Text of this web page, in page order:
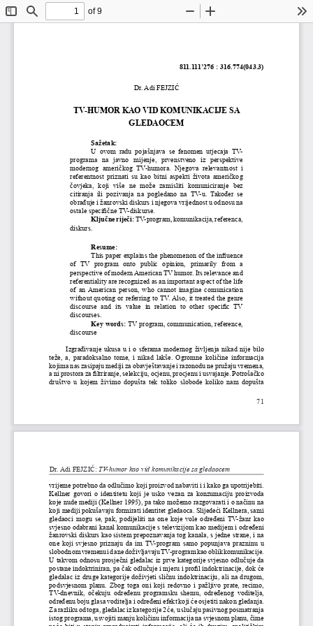
ToggleFind
of 9
Zoom
71
811.111’276 : 316.774(043.3)
Dr. Adi FEJZIĆ
TV-HUMOR KAO VID KOMUNIKACIJE SA
GLEDAOCEM
Sažetak:
U  ovom  radu  pojašnjava  se  fenomen  utjecaja  TV-
programa  na  javno  mijenje,  prvenstveno  iz  perspektive
modernog  američkog  TV-humora.  Njegova  relevantnost  i
referentnost priznati su kao bitni aspekti života američkog
čovjeka,  koji  više  ne  može  zamisliti  komuniciranje  bez
citiranja  ili  pozivanja  na  pogledano  na  TV-u.  Također  se
obrađuje i žanrovski diskurs i njegova vrijednost u odnosu na
ostale specifične TV-diskurse.
Ključne riječi: TV-program, komunikacija, referenca,
diskurs.
Resume:
This paper explains the phenomenon of the influence
of  TV  program  onto  public  opinion,  primarily  from  a
perspective of modern American TV humor. Its relevance and
referentiality are recognized as an important aspect of the life
of an American person, who cannot imagine comunication
without quoting or referring to TV. Also, it treated the genre
discourse  and  its  value  in  relation  to  other  specific  TV
discourses.
Key words: TV program, communication, reference,
discourse
Izgrađivanje ukusa u i o sferama modernog življenja nikad nije bilo
teže, a, paradoksalno tome, i nikad lakše. Ogromne količine informacija
kojima nas zasipaju mediji za obavještavanje i razonodu ne pružaju vremena,
a ni prostora za filtriranje, selekciju, ocjenu, procjenu i usvajanje. Potrošačko
društvo  u  kojem  živimo  dopušta  tek  toliko  slobode  koliko  nam  dopušta
Dr. Adi FEJZIĆ: TV-humor kao vid komunikacije sa gledaocem
vrijeme potrebno da odlučimo koji proizvod nabaviti i i kako ga upotrijebiti.
Kellner govori o identitetu koji je usko vezan za konzumaciju proizvoda
koje nude mediji (Kellner 1995), pa tako možemo razgovarati i o načinu na
koji mediji pokušavaju formirati identitet gledaoca. Slijedeći Kellnera, sami
gledaoci mogu se, pak, podijeliti na one koje vole određeni TV-žanr kao
svjesno odabrani kanal komunikacije s televizijom kao medijem i određeni
žanrovski diskurs kao sistem prepoznavanja tog kanala, s jedne strane, i na
one koji svjesno priznaju da im TV-program samo popunjava prazninu u
slobodnom vremenu i da ne doživljavaju TV-program kao oblik komunikacije.
U takvom odnosu prosječni gledalac iz prve kategorije svjesno odlučuje da
postane indoktriniran, pa čak odlučuje i mjeru i profil indoktrinacije, dok će
gledalac iz druge kategorije doživjeti sličnu indoktrinaciju, ali na drugom,
podsvjesnom planu. Zbog toga oni koji redovno i pažljivo prate, recimo,
TV-dnevnik,  očekuju  određenu  programsku  shemu,  određenog  voditelja,
određenu boju glasa voditelja i određeni efekt koji će osjetiti nakon gledanja.
Za razliku od toga, gledalac iz kategorije 2 će, u slučaju pasivnog posmatranja
istog programa, usvojiti manju količinu informacija na svjesnom planu, čime